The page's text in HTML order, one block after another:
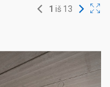
1 iš 13